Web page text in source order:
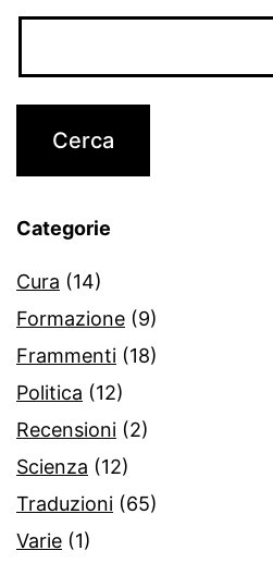
Categorie
Cura (14)
Formazione (9)
Frammenti (18)
Politica (12)
Recensioni (2)
Scienza (12)
Traduzioni (65)
Varie (1)